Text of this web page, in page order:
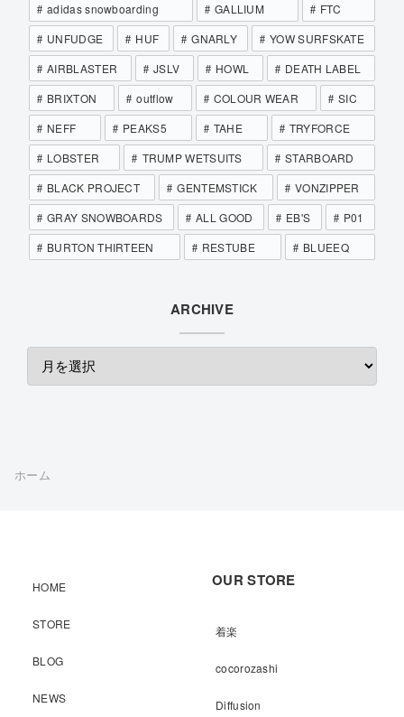
adidas snowboarding
GALLIUM
FTC
UNFUDGE
HUF GNARLY
YOW SURFSKATE
AIRBLASTER
JSLV HOWL
DEATH LABEL
BRIXTON
outflow COLOUR WEAR
SIC
NEFF
PEAKS5 TAHE
TRYFORCE
LOBSTER
TRUMP WETSUITS
STARBOARD
BLACK PROJECT
GENTEMSTICK
VONZIPPER
GRAY SNOWBOARDS
ALL GOOD EB'S
P01
BURTON THIRTEEN
RESTUBE BLUEEQ
ARCHIVE
ホーム
HOME
STORE
BLOG
NEWS
OUR STORE
着楽
cocorozashi
Diffusion